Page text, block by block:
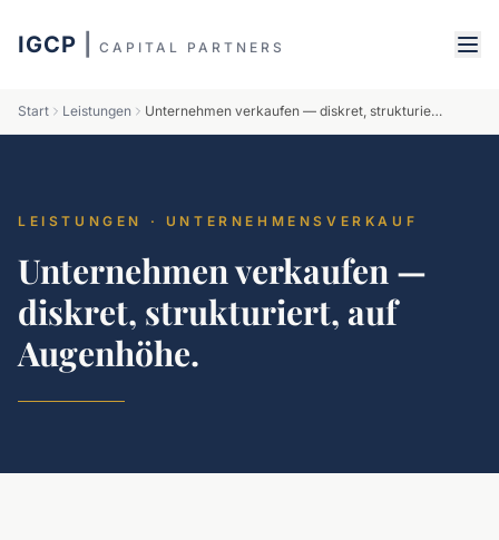
IGCP CAPITAL PARTNERS
Start Leistungen Unternehmen verkaufen — diskret, strukturiert, auf Augenhöhe.
LEISTUNGEN · UNTERNEHMENSVERKAUF
Unternehmen verkaufen —
diskret, strukturiert, auf
Augenhöhe.